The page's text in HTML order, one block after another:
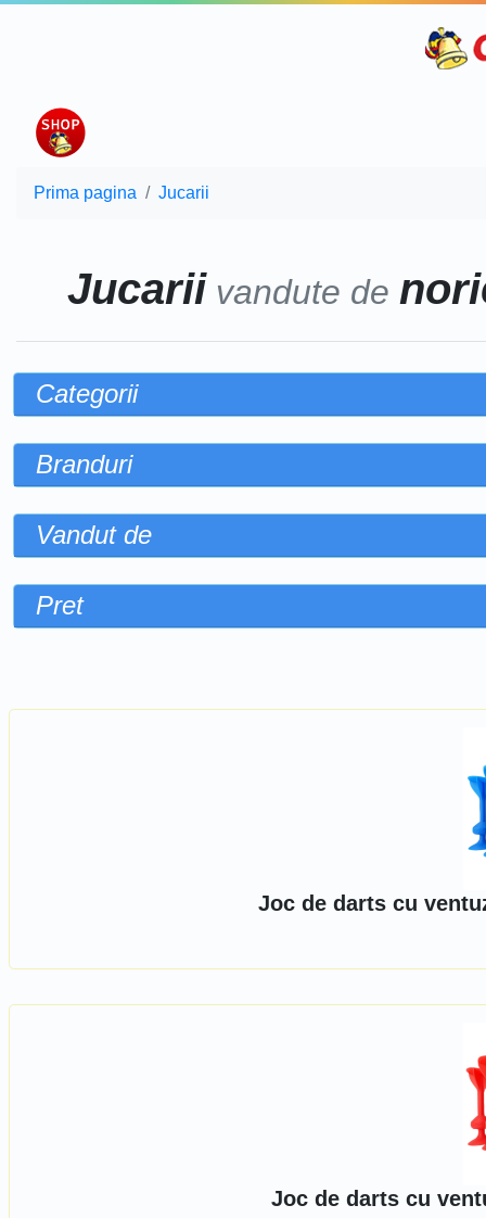
Prima pagina Jucarii
Jucariivandute de
Categorii
Branduri
Vandut de
Pret
Joc de darts cu
Joc de darts cu